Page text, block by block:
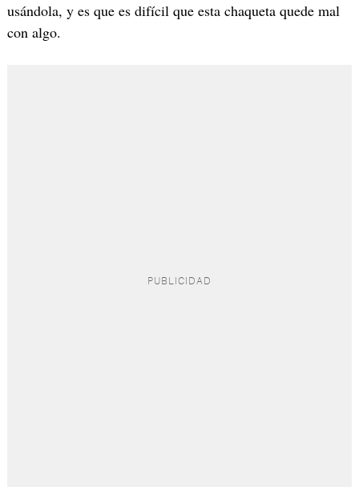
usándola, y es que es difícil que esta chaqueta quede mal
con algo.